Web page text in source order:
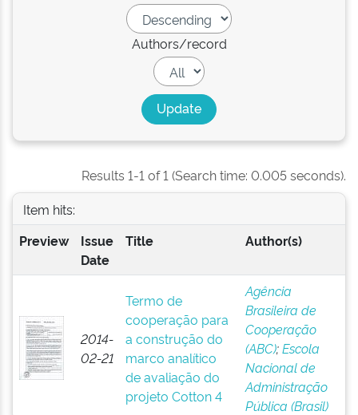
Authors/record
Results 1-1 of 1 (Search time: 0.005 seconds).
Item hits:
Preview
Issue
Date
Title Author(s)
2014-
02-21
Termo de
cooperação para
a construção do
marco analítico
de avaliação do
projeto Cotton 4
Agência
Brasileira de
Cooperação
(ABC);Escola
Nacional de
Administração
Pública (Brasil)